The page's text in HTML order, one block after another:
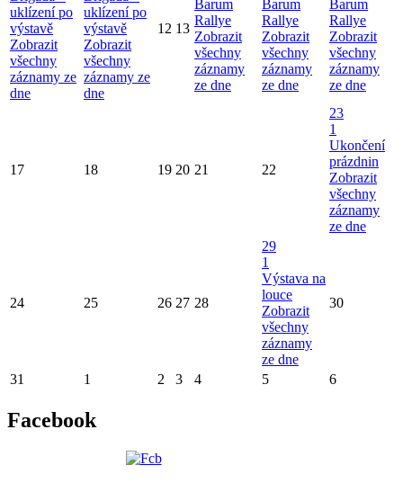
uklízení po
výstavě
Zobrazit
všechny
záznamy ze
dne
uklízení po
výstavě
Zobrazit
všechny
záznamy ze
dne
12 13
Barum
Rallye
Zobrazit
všechny
záznamy
ze dne
Barum
Rallye
Zobrazit
všechny
záznamy
ze dne
Barum
Rallye
Zobrazit
všechny
záznamy
ze dne
17 18 19 20 21 22
23
1
Ukončení
prázdnin
Zobrazit
všechny
záznamy
ze dne
24 25 26 27 28
29
1
Výstava na
louce
Zobrazit
všechny
záznamy
ze dne
30
31 1 2 3 4 5 6
Facebook